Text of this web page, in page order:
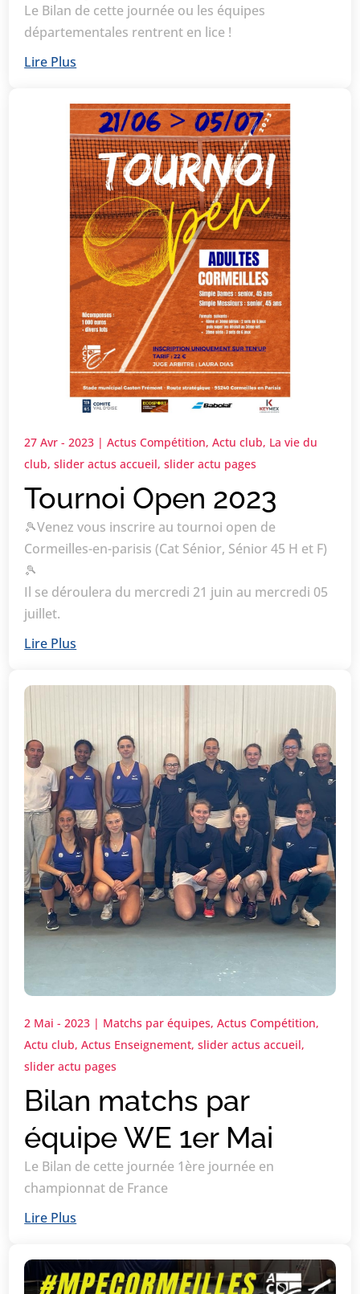
Le Bilan de cette journée ou les équipes
départementales rentrent en lice !
Lire Plus
Tournoi Open 2023
27 Avr - 2023 |Actus Compétition,Actu club, La vie du
club,slider actus accueil,slider actu pages
🎾Venez vous inscrire au tournoi open de
Cormeilles-en-parisis (Cat Sénior, Sénior 45 H et F)
🎾
Il se déroulera du mercredi 21 juin au mercredi 05
juillet.
Lire Plus
Bilan matchs par
équipe WE 1er Mai
2 Mai - 2023 | Matchs par équipes,Actus Compétition,
Actu club,Actus Enseignement,slider actus accueil,
slider actu pages
Le Bilan de cette journée 1ère journée en
championnat de France
Lire Plus